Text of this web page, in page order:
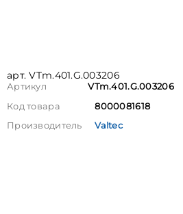
арт. VTm.401.G.003206
Артикул
VTm.401.G.003206
Код товара
8000081618
Производитель
Valtec